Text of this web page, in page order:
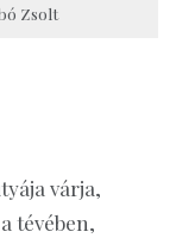
Zsolt
várja,
tévében,